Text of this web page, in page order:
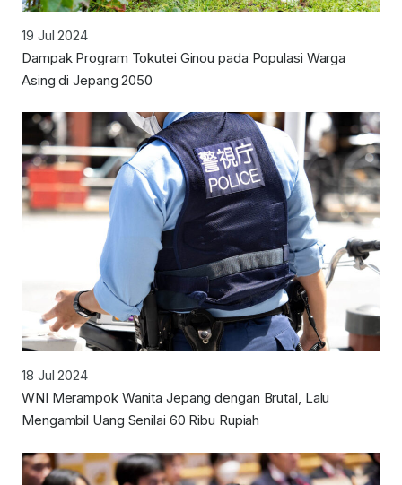
19 Jul 2024
Dampak Program Tokutei Ginou pada Populasi Warga
Asing di Jepang 2050
18 Jul 2024
WNI Merampok Wanita Jepang dengan Brutal, Lalu
Mengambil Uang Senilai 60 Ribu Rupiah